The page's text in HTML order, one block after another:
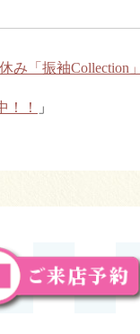
み「振袖Collection
！！ 」